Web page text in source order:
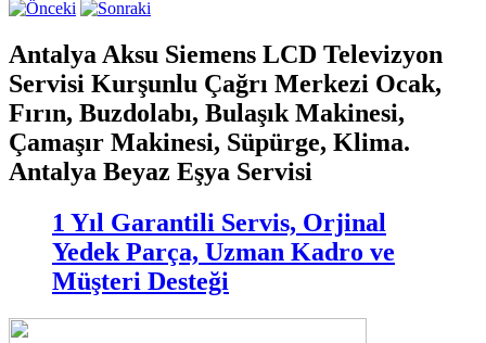
Antalya Aksu Siemens LCD Televizyon
Servisi Kurşunlu Çağrı Merkezi Ocak,
Fırın, Buzdolabı, Bulaşık Makinesi,
Çamaşır Makinesi, Süpürge, Klima.
Antalya Beyaz Eşya Servisi
1 Yıl Garantili Servis, Orjinal
Yedek Parça, Uzman Kadro ve
Müşteri Desteği